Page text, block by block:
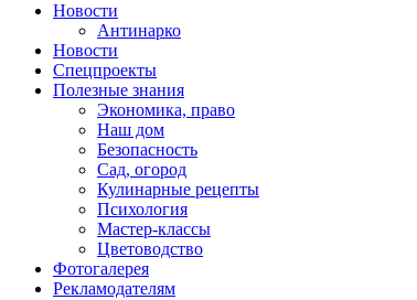
Новости
Антинарко
Новости
Спецпроекты
Полезные знания
Экономика, право
Наш дом
Безопасность
Сад, огород
Кулинарные рецепты
Психология
Мастер-классы
Цветоводство
Фотогалерея
Рекламодателям